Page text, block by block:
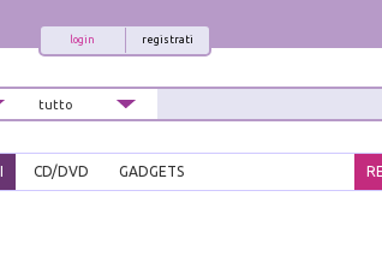
registrati
login
CD/DVD GADGETS